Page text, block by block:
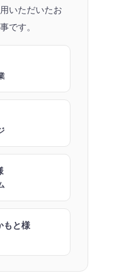
いただいたお
です。
もと様